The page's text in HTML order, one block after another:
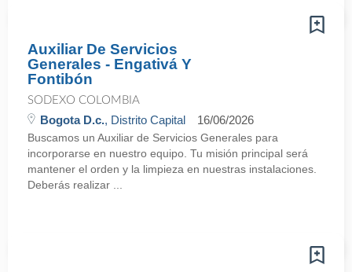
Auxiliar De Servicios
Generales - Engativá Y
Fontibón
SODEXO COLOMBIA
Bogota D.c., Distrito Capital 16/06/2026
Buscamos un Auxiliar de Servicios Generales para
incorporarse en nuestro equipo. Tu misión principal será
mantener el orden y la limpieza en nuestras instalaciones.
Deberás realizar ...